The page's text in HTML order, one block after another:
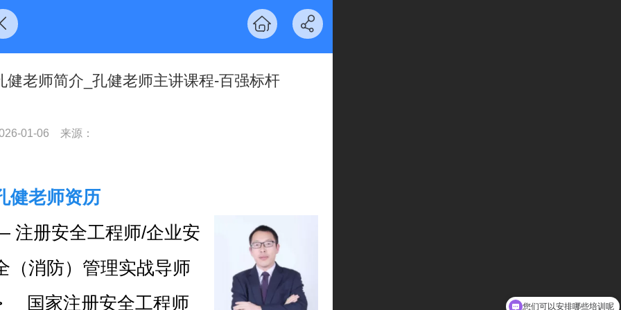
健老师简介_孔健老师主讲课程-百强标杆
01-06 来源：
健老师资历
注册安全工程师/企业安
（消防）管理实战导师
国家注册安全工程师 您们可以安排哪些培训呢